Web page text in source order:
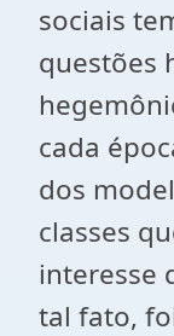
sociais
questões
cada
dos
classes
interesse
tal fato,